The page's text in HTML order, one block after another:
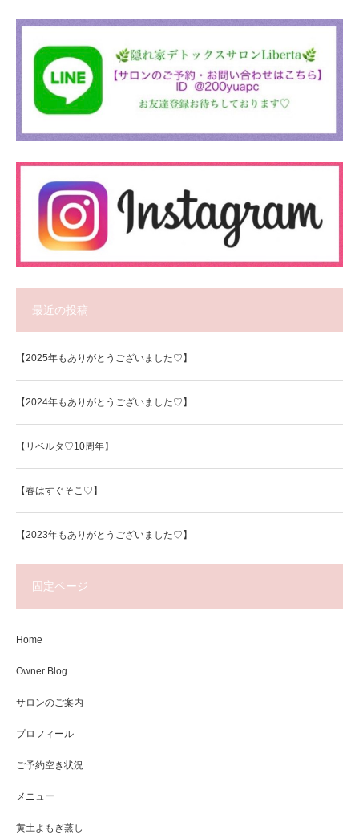
最近の投稿
【2025年もありがとうございました♡】
【2024年もありがとうございました♡】
【リベルタ♡10周年】
【春はすぐそこ♡】
【2023年もありがとうございました♡】
固定ページ
Home
Owner Blog
サロンのご案内
プロフィール
ご予約空き状況
メニュー
黄土よもぎ蒸し